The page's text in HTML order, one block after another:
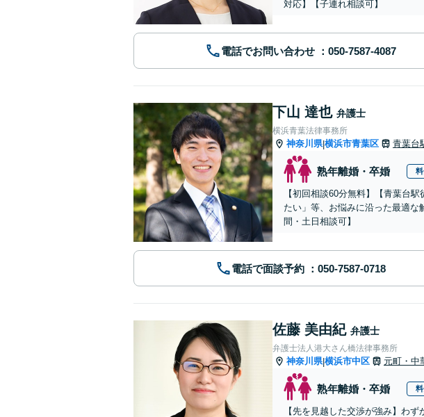
対応】【子連れ相談可】
電話でお問い合わせ
下山 達也 弁護士
横浜青葉法律事務所
神奈川県|横浜市青葉区 青葉台
熟年離婚・卒婚
【初回相談60分無料】【青葉台
たい」等、お悩みに沿った最適
間・土日相談可】
電話で面談予約
佐藤 美由紀 弁護士
弁護士法人港大さん橋法律事務所
神奈川県|横浜市中区 元町・中
熟年離婚・卒婚
【先を見越した交渉が強み】わ